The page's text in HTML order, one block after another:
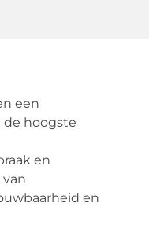
een
de hoogste
en
en